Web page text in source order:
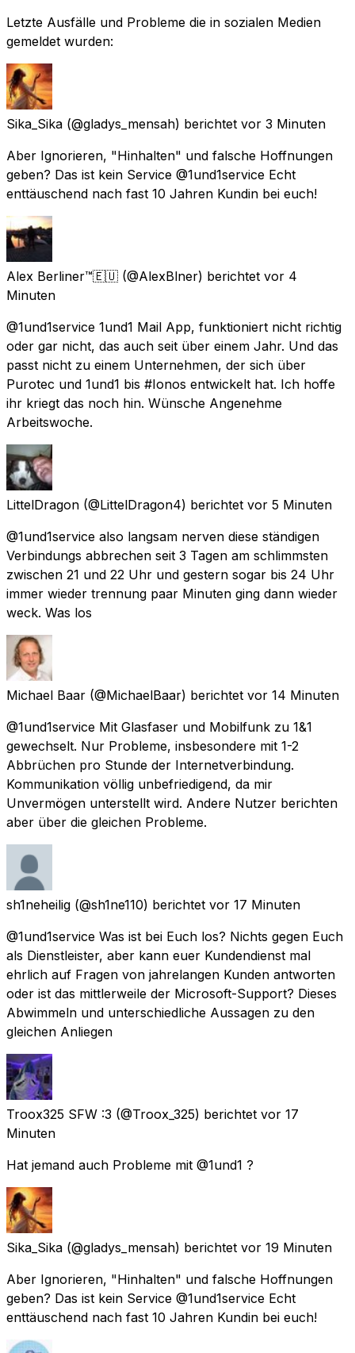
Letzte Ausfälle und Probleme die in sozialen Medien
gemeldet wurden:
Sika_Sika (@gladys_mensah) berichtet vor 3 Minuten
Aber Ignorieren, "Hinhalten" und falsche Hoffnungen
geben? Das ist kein Service @1und1service Echt
enttäuschend nach fast 10 Jahren Kundin bei euch!
Alex Berliner™🇪🇺 (@AlexBlner) berichtet vor 4
Minuten
@1und1service 1und1 Mail App, funktioniert nicht richtig
oder gar nicht, das auch seit über einem Jahr. Und das
passt nicht zu einem Unternehmen, der sich über
Purotec und 1und1 bis #Ionos entwickelt hat. Ich hoffe
ihr kriegt das noch hin. Wünsche Angenehme
Arbeitswoche.
LittelDragon (@LittelDragon4) berichtet vor 5 Minuten
@1und1service also langsam nerven diese ständigen
Verbindungs abbrechen seit 3 Tagen am schlimmsten
zwischen 21 und 22 Uhr und gestern sogar bis 24 Uhr
immer wieder trennung paar Minuten ging dann wieder
weck. Was los
Michael Baar (@MichaelBaar) berichtet vor 14 Minuten
@1und1service Mit Glasfaser und Mobilfunk zu 1&1
gewechselt. Nur Probleme, insbesondere mit 1-2
Abbrüchen pro Stunde der Internetverbindung.
Kommunikation völlig unbefriedigend, da mir
Unvermögen unterstellt wird. Andere Nutzer berichten
aber über die gleichen Probleme.
sh1neheilig (@sh1ne110) berichtet vor 17 Minuten
@1und1service Was ist bei Euch los? Nichts gegen Euch
als Dienstleister, aber kann euer Kundendienst mal
ehrlich auf Fragen von jahrelangen Kunden antworten
oder ist das mittlerweile der Microsoft-Support? Dieses
Abwimmeln und unterschiedliche Aussagen zu den
gleichen Anliegen
Troox325 SFW :3 (@Troox_325) berichtet vor 17
Minuten
Hat jemand auch Probleme mit @1und1 ?
Sika_Sika (@gladys_mensah) berichtet vor 19 Minuten
Aber Ignorieren, "Hinhalten" und falsche Hoffnungen
geben? Das ist kein Service @1und1service Echt
enttäuschend nach fast 10 Jahren Kundin bei euch!